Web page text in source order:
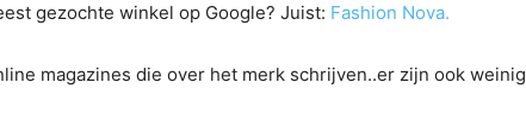
gezochte winkel op Google? Juist: Fashion Nova.
magazines die over het merk schrijven..er zijn ook weinig